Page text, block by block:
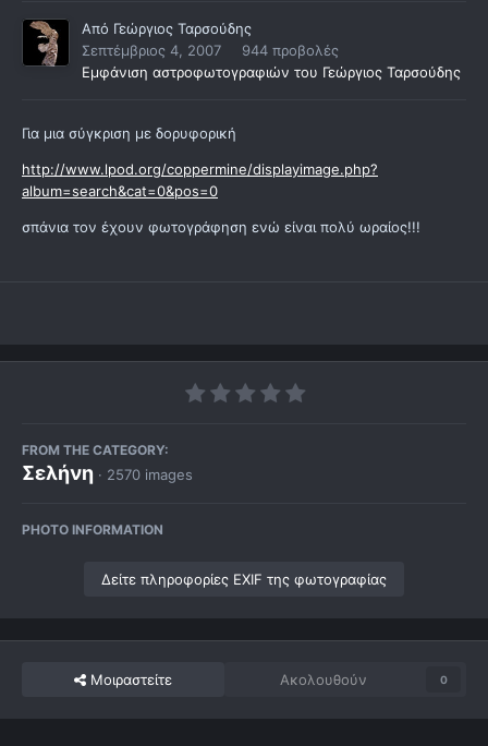
Από Γεώργιος Ταρσούδης
Σεπτέμβριος 4, 2007
944 προβολές
Εμφάνιση αστροφωτογραφιών του Γεώργιος Ταρσούδης
Για μια σύγκριση με δορυφορική
http://www.lpod.org/coppermine/displayimage.php?
album=search&cat=0&pos=0
σπάνια τον έχουν φωτογράφηση ενώ είναι πολύ ωραίος!!!
FROM THE CATEGORY:
Σελήνη · 2570 images
PHOTO INFORMATION
Δείτε πληροφορίες EXIF της φωτογραφίας
Μοιραστείτε Ακολουθούν 0